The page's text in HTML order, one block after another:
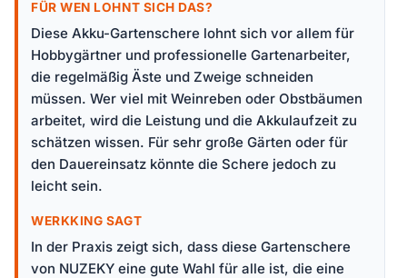
FÜR WEN LOHNT SICH DAS?
Diese Akku-Gartenschere lohnt sich vor allem für
Hobbygärtner und professionelle Gartenarbeiter,
die regelmäßig Äste und Zweige schneiden
müssen. Wer viel mit Weinreben oder Obstbäumen
arbeitet, wird die Leistung und die Akkulaufzeit zu
schätzen wissen. Für sehr große Gärten oder für
den Dauereinsatz könnte die Schere jedoch zu
leicht sein.
WERKKING SAGT
In der Praxis zeigt sich, dass diese Gartenschere
von NUZEKY eine gute Wahl für alle ist, die eine